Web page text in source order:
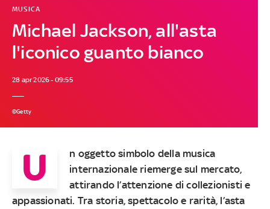
Michael Jackson, all'asta
l'iconico guanto bianco
MUSICA
28 apr 2026 - 09:55
©Getty
U
n oggetto simbolo della musica
internazionale riemerge sul mercato,
attirando l’attenzione di collezionisti e
appassionati. Tra storia, spettacolo e rarità, l’asta